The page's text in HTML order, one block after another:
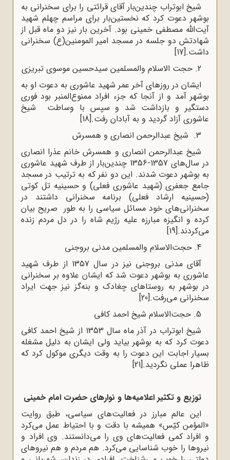
شیخ ابوتراب چندین‌بار آقای قرائتی را برای سخنرانی به
بوشهر دعوت کرد که نخستین‌بار برای مراسم چهلم شهید
آیت‌الله مصطفی خمینی بود. آخرین ‌بار نیز دو ماه قبل از
شهادتش دو جلسه در مسجد امیر المومنین(ع) سخنرانی
داشت.[17]
2. حجت الاسلام والمسلمین سیدحسین موسوی تبریزی
ایشان در روزهای آخر عمر شهید عاشوری به دعوت او به
بوشهر آمد و از آنجا که جزء افراد ممنوع‌المنبر بود فوری
دستگیر و بازداشت شد و سپس با وساطت شیخ
عاشوری آزاد گردید و به آبادان رفت.[18]
3. شیخ عبدالرحمن انصاری و همسرش
شیخ عبدالرحمن انصاری و همسرش خانم عذرا انصاری
در سال‌های 1357-1356 چندین‌بار از طرف شهید عاشوری
به بوشهر دعوت شدند. این دو نفر که به ترتیب در مسجد
جامع جعفری (شهید عاشوری فعلی) و حسینیه تل کوتی
(حسینیه ارشاد فعلی) برنامه سخنرانی داشتند در
سخنرانی‌های خود مسائل سیاسی را به طور صریح بیان
کرده و انگیزه مبارزه علیه رژیم شاه را در دل مردم زنده
می‌کردند.[19]
4. حجت‌الاسلام والمسلمین مدنی بروجنی
آقای مدنی بروجنی نیز در سال 1357 از طرف شهید
عاشوری به بوشهر دعوت شد که ایشان علاوه بر سخنرانی
در بوشهر به روستاهای چغادک و بنه‌گز نیز جهت ایراد
سخنرانی می‌رفت.[20]
5. حجت‌الاسلام شیخ احمد کافی
شیخ ابوتراب در آذر ماه سال 1353 از شیخ احمد کافی
دعوت کرد که به بوشهر بیاید ولی ایشان به دلیل مشغله
بسیار اجابت این دعوت را به وقت دیگری موکول کرد که
ظاهرا عملی نگردید.[21]
توزیع و تکثیر اعلامیه‌ها و نوارهای حضرت امام خمینی
این عالم مبارز در فعالیت‌های سیاسی، طبق روایت
«المؤمن کیّس» همیشه با دقت و با احتیاط عمل می‌کرد
و افراد کمی فعالیت‌های وی را می‌دانستند. وی افراد و
نیروها را خوب شناسایی می‌کرد. هم مردم و هم نیروهای